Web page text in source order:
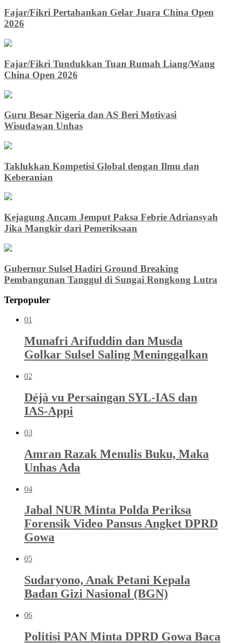
Fajar/Fikri Pertahankan Gelar Juara China Open
2026
Fajar/Fikri Tundukkan Tuan Rumah Liang/Wang
China Open 2026
Guru Besar Nigeria dan AS Beri Motivasi
Wisudawan Unhas
Taklukkan Kompetisi Global dengan Ilmu dan
Keberanian
Kejagung Ancam Jemput Paksa Febrie Adriansyah
Jika Mangkir dari Pemeriksaan
Gubernur Sulsel Hadiri Ground Breaking
Pembangunan Tanggul di Sungai Rongkong Lutra
Terpopuler
01
Munafri Arifuddin dan Musda
Golkar Sulsel Saling Meninggalkan
02
Déjà vu Persaingan SYL-IAS dan
IAS-Appi
03
Amran Razak Menulis Buku, Maka
Unhas Ada
04
Jabal NUR Minta Polda Periksa
Forensik Video Pansus Angket DPRD
Gowa
05
Sudaryono, Anak Petani Kepala
Badan Gizi Nasional (BGN)
06
Politisi PAN Minta DPRD Gowa Baca